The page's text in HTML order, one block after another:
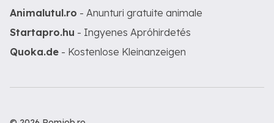
Animalutul.ro - Anunturi gratuite animale
Startapro.hu - Ingyenes Apróhirdetés
Quoka.de - Kostenlose Kleinanzeigen